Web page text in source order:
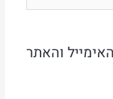
והאתר